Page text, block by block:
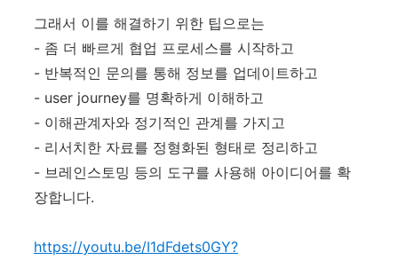
그래서 이를 해결하기 위한 팁으로는
- 좀 더 빠르게 협업 프로세스를 시작하고
- 반복적인 문의를 통해 정보를 업데이트하고
- user journey를 명확하게 이해하고
- 이해관계자와 정기적인 관계를 가지고
- 리서치한 자료를 정형화된 형태로 정리하고
- 브레인스토밍 등의 도구를 사용해 아이디어를 확
장합니다.
https://youtu.be/I1dFdets0GY?